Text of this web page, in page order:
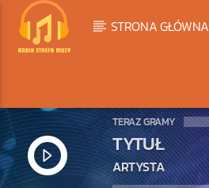
STRONA GŁÓWNA
TERAZ GRAMY
TYTUŁ
ARTYSTA